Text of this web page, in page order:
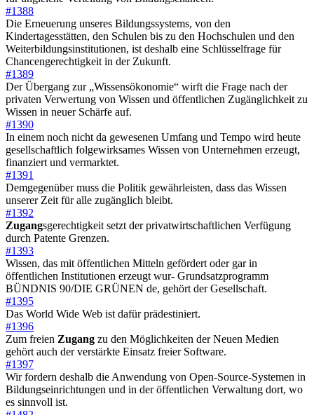
#1388
Die Erneuerung unseres Bildungssystems, von den
Kindertagesstätten, den Schulen bis zu den Hochschulen und den
Weiterbildungsinstitutionen, ist deshalb eine Schlüsselfrage für
Chancengerechtigkeit in der Zukunft.
#1389
Der Übergang zur „Wissensökonomie“ wirft die Frage nach der
privaten Verwertung von Wissen und öffentlichen Zugänglichkeit zu
Wissen in neuer Schärfe auf.
#1390
In einem noch nicht da gewesenen Umfang und Tempo wird heute
gesellschaftlich folgewirksames Wissen von Unternehmen erzeugt,
finanziert und vermarktet.
#1391
Demgegenüber muss die Politik gewährleisten, dass das Wissen
unserer Zeit für alle zugänglich bleibt.
#1392
Zugangsgerechtigkeit setzt der privatwirtschaftlichen Verfügung
durch Patente Grenzen.
#1393
Wissen, das mit öffentlichen Mitteln gefördert oder gar in
öffentlichen Institutionen erzeugt wur- Grundsatzprogramm
BÜNDNIS 90/DIE GRÜNEN de, gehört der Gesellschaft.
#1395
Das World Wide Web ist dafür prädestiniert.
#1396
Zum freien Zugang zu den Möglichkeiten der Neuen Medien
gehört auch der verstärkte Einsatz freier Software.
#1397
Wir fordern deshalb die Anwendung von Open-Source-Systemen in
Bildungseinrichtungen und in der öffentlichen Verwaltung dort, wo
es sinnvoll ist.